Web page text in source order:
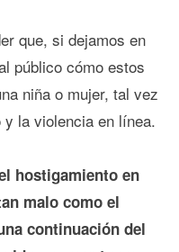
que, si dejamos en
público cómo estos
niña o mujer, tal vez
la violencia en línea.
hostigamiento en
malo como el
continuación del